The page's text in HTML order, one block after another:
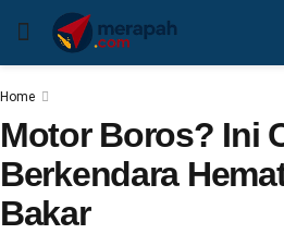
Home
Motor Boros? Ini
Berkendara
Bakar